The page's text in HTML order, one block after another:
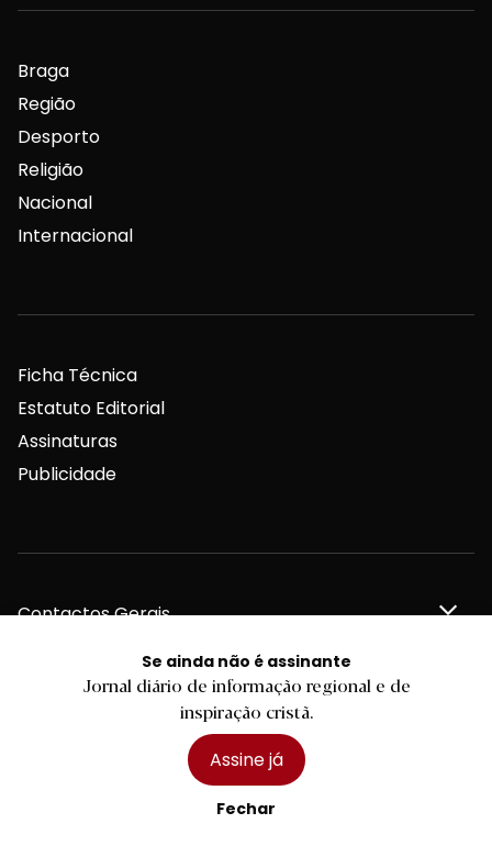
Se ainda não é assinante
Jornal diário de informação regional e de
inspiração cristã.
Assine já
Fechar
Braga
Região
Desporto
Religião
Nacional
Internacional
Ficha Técnica
Estatuto Editorial
Assinaturas
Publicidade
Contactos Gerais
Departamento Comercial